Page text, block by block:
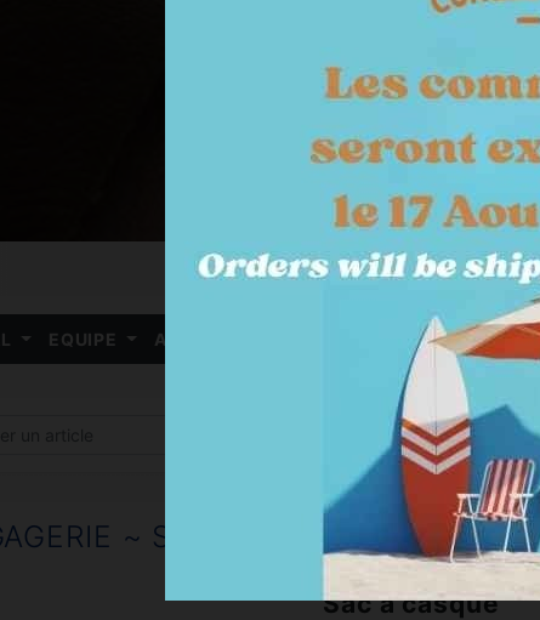
EQUIPE ARBITRE SOINS & ECURIE TERRAIN
~ Sacs à casques
Sac à casque